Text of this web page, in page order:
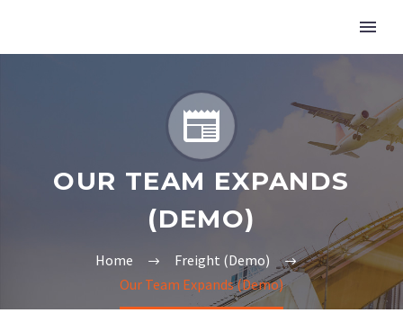


OUR TEAM EXPANDS
(DEMO)
Home
Freight (Demo)
Our Team Expands (Demo)